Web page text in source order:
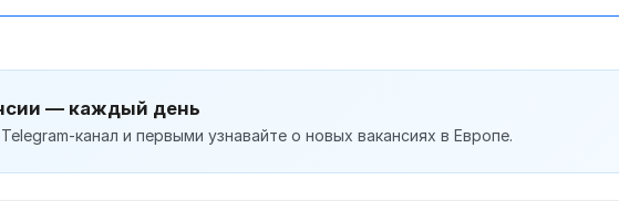
— каждый день
канал и первыми узнавайте о новых вакансиях в Европе.